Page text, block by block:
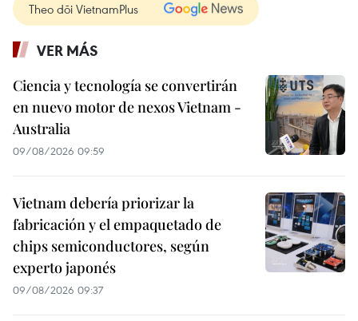
Theo dõi VietnamPlus
VER MÁS
Ciencia y tecnología se convertirán
en nuevo motor de nexos Vietnam -
Australia
09/08/2026 09:59
Vietnam debería priorizar la
fabricación y el empaquetado de
chips semiconductores, según
experto japonés
09/08/2026 09:37